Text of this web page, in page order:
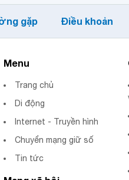
gặp Điều khoản
Menu
Trang chủ
Di động
Internet - Truyền hình
Chuyển mạng giữ số
Tin tức